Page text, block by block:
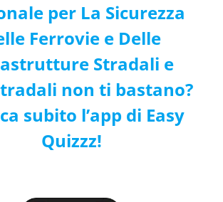
per La Sicurezza
Ferrovie e Delle
Stradali e
non ti bastano?
subito l’app di Easy
Quizzz!